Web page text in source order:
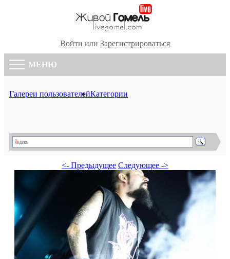
Войти или Зарегистрироваться
МЕНЮ
Галереи пользователейКатегории
<- Предыдущее Следующее ->